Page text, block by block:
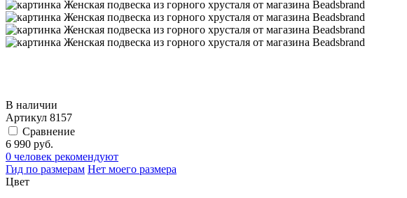
В наличии
Артикул 8157
Сравнение
6 990 руб.
0 человек рекомендуют
Гид по размерам Нет моего размера
Цвет